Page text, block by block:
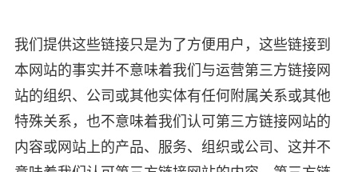
我们提供这些链接只是为了方便用户，这些链接到
本网站的事实并不意味着我们与运营第三方链接网
站的组织、公司或其他实体有任何附属关系或其他
特殊关系，也不意味着我们认可第三方链接网站的
内容或网站上的产品、服务、组织或公司、这并不